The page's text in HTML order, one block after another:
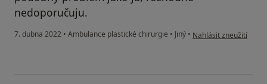
nedoporučuju.
7. dubna 2022 • Ambulance plastické chirurgie • Jiný • podle názoru
Nahlásit zneužití